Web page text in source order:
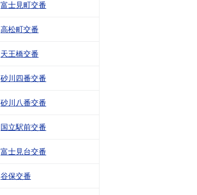
富士見町交番
高松町交番
天王橋交番
砂川四番交番
砂川八番交番
国立駅前交番
富士見台交番
谷保交番